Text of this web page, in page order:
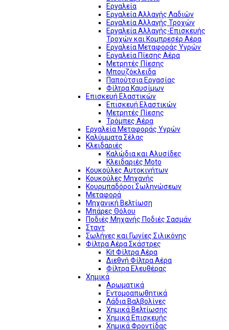
Εργαλεία
Εργαλεία Αλλαγής Λαδιών
Εργαλεία Αλλαγής Τροχών
Εργαλεία Αλλαγής-Επισκευής
Τροχών και Κομπρεσέρ Αέρα
Εργαλεία Μεταφοράς Υγρών
Εργαλεία Πίεσης Αέρα
Μετρητές Πίεσης
Μπουζόκλειδα
Παπούτσια Εργασίας
Φίλτρα Καυσίμων
Επισκευή Ελαστικών
Επισκευή Ελαστικών
Μετρητές Πίεσης
Τρόμπες Αέρα
Εργαλεία Μεταφοράς Υγρών
Καλύμματα Σέλας
Κλειδαριές
Καλώδια και Αλυσίδες
Κλειδαριές Moto
Κουκούλες Αυτοκινήτων
Κουκούλες Μηχανής
Κουρμπαδόροι Σωληνώσεων
Μεταφορά
Μηχανική Βελτίωση
Μπάρες Θόλου
Ποδιές Μηχανής Ποδιές Σασμάν
Σταντ
Σωλήνες και Γωνίες Σιλικόνης
Φίλτρα Αέρα Σκάστρες
Kit Φίλτρα Αέρα
Διεθνή Φίλτρα Αέρα
Φίλτρα Ελευθέρας
Χημικά
Αρωματικά
Εντομοαπωθητικά
Λάδια Βαλβολίνες
Χημικά Βελτίωσης
Χημικά Επισκευής
Χημικά Φροντίδας